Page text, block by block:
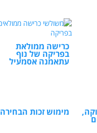
כרישה ממולאת
בפריקה של נוף
עתאמנה אסמעיל
מימוש זכות הבחירה